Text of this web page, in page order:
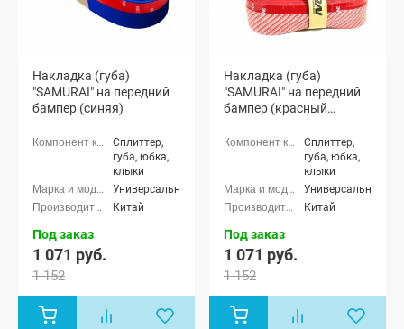
Накладка (губа)
"SAMURAI" на передний
бампер (синяя)
Сплиттер,
губа, юбка,
клыки
Универсальные
Китай
Под заказ
1 071 руб.
1 152
Накладка (губа)
"SAMURAI" на передний
бампер (красный
Сплиттер,
губа, юбка,
клыки
Универсальные
Китай
Под заказ
1 071 руб.
1 152